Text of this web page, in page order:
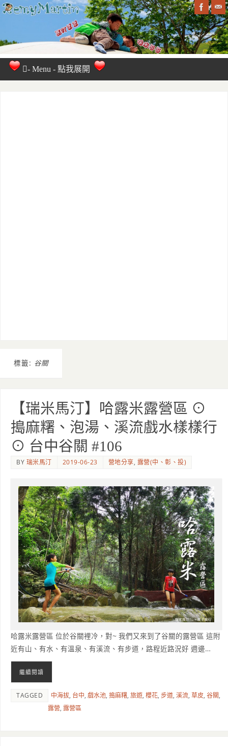
標籤: 谷關
【瑞米馬汀】哈露米露營區 ⊙
搗麻糬、泡湯、溪流戲水樣樣行
⊙ 台中谷關 #106
BY 瑞米馬汀 2019-06-23 營地分享, 露營(中、彰、投)
哈露米露營區 位於谷關裡冷，對~ 我們又來到了谷關的露營區 這附
近有山、有水、有溫泉、有溪流、有步道，路程近路況好 週邊…
繼續閱讀
TAGGED 中海拔, 台中,戲水池,搗麻糬,旅遊,櫻花,步道,溪流,草皮,谷關,
露營, 露營區